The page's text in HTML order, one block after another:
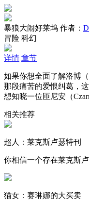
暴狼大闹好莱坞 作者：
冒险 科幻
详情 章节
如果你想全面了解洛博
那段痛苦的爱恨纠葛，
想知晓一位匝尼安（
相关推荐
超人：莱克斯卢瑟特刊
你相信一个存在莱克斯
猫女：赛琳娜的大买卖